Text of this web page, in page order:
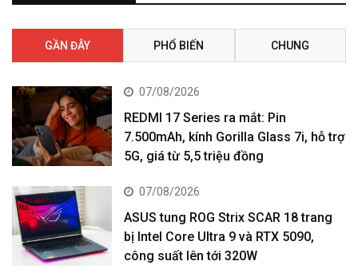
GẦN ĐÂY PHỔ BIẾN CHUNG
07/08/2026
REDMI 17 Series ra mắt: Pin
7.500mAh, kính Gorilla Glass 7i, hỗ trợ
5G, giá từ 5,5 triệu đồng
07/08/2026
ASUS tung ROG Strix SCAR 18 trang
bị Intel Core Ultra 9 và RTX 5090,
công suất lên tới 320W